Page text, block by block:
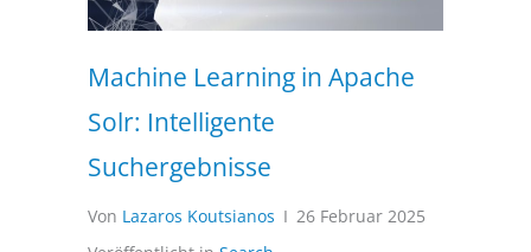
Machine Learning in Apache
Solr: Intelligente
Suchergebnisse
Von Lazaros Koutsianos I 26 Februar 2025